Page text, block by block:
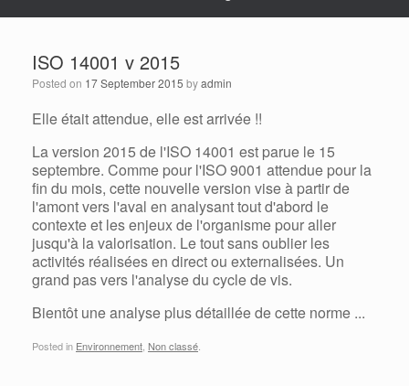
ISO 14001 v 2015
Posted on 17 September 2015 byadmin
Elle était attendue, elle est arrivée !!
La version 2015 de l'ISO 14001 est parue le 15
septembre. Comme pour l'ISO 9001 attendue pour la
fin du mois, cette nouvelle version vise à partir de
l'amont vers l'aval en analysant tout d'abord le
contexte et les enjeux de l'organisme pour aller
jusqu'à la valorisation. Le tout sans oublier les
activités réalisées en direct ou externalisées. Un
grand pas vers l'analyse du cycle de vis.
Bientôt une analyse plus détaillée de cette norme ...
Posted in Environnement Non classé